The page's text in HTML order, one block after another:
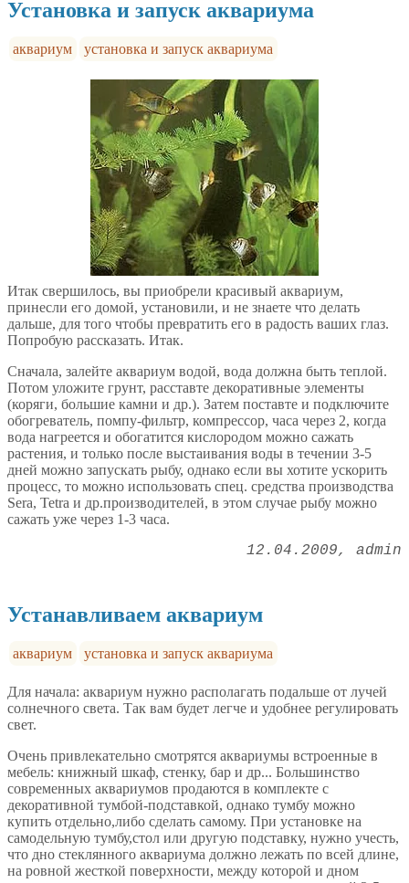
Установка и запуск аквариума
аквариум установка и запуск аквариума
Итак свершилось, вы приобрели красивый аквариум,
принесли его домой, установили, и не знаете что делать
дальше, для того чтобы превратить его в радость ваших глаз.
Попробую рассказать. Итак.
Сначала, залейте аквариум водой, вода должна быть теплой.
Потом уложите грунт, расставте декоративные элементы
(коряги, большие камни и др.). Затем поставте и подключите
обогреватель, помпу-фильтр, компрессор, часа через 2, когда
вода нагреется и обогатится кислородом можно сажать
растения, и только после выстаивания воды в течении 3-5
дней можно запускать рыбу, однако если вы хотите ускорить
процесс, то можно использовать спец. средства производства
Sera, Tetra и др.производителей, в этом случае рыбу можно
сажать уже через 1-3 часа.
12.04.2009 admin
Устанавливаем аквариум
аквариум установка и запуск аквариума
Для начала: аквариум нужно располагать подальше от лучей
солнечного света. Так вам будет легче и удобнее регулировать
свет.
Очень привлекательно смотрятся аквариумы встроенные в
мебель: книжный шкаф, стенку, бар и др... Большинство
современных аквариумов продаются в комплекте с
декоративной тумбой-подставкой, однако тумбу можно
купить отдельно,либо сделать самому. При установке на
самодельную тумбу,стол или другую подставку, нужно учесть,
что дно стеклянного аквариума должно лежать по всей длине,
на ровной жесткой поверхности, между которой и дном